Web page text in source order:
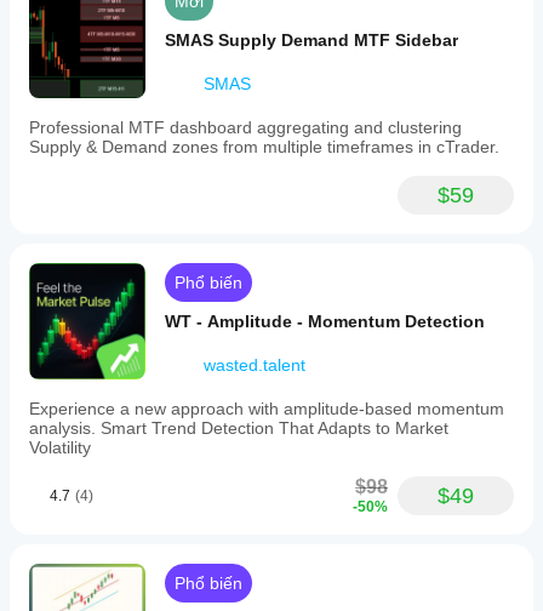
SMAS Supply Demand MTF Sidebar
SMAS
Professional MTF dashboard aggregating and clustering
Supply & Demand zones from multiple timeframes in cTrader.
$59
Phổ biến
WT - Amplitude - Momentum Detection
wasted.talent
Experience a new approach with amplitude-based momentum
analysis. Smart Trend Detection That Adapts to Market
Volatility
4.7 (4) $98
-50% $49
Phổ biến